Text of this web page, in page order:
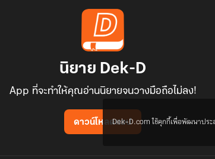
นิยาย Dek-D
App ที่จะทำให้คุณอ่านนิยายจนวางมือถือไม่ลง!
ดาวน์โหลดแอปDek-D.com ใช้คุกกี้เพื่อพัฒนาประ